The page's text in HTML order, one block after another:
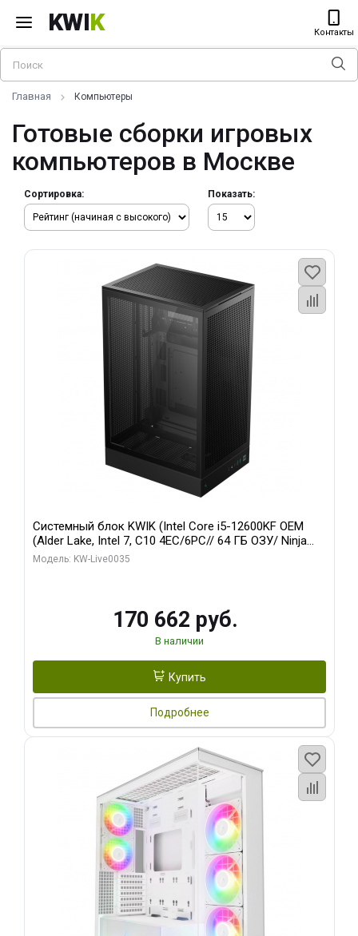
KWIK Контакты
Главная Компьютеры
Готовые сборки игровых
компьютеров в Москве
Сортировка: Показать:
Системный блок KWIK (Intel Core i5-12600KF OEM
(Alder Lake, Intel 7, C10 4EC/6PC// 64 ГБ ОЗУ/ Ninja
Sinotex GTX1650 4GB 128bit GDDR6 DVI DP HDMI 2/
Модель: KW-Live0035
170 662 руб.
В наличии
Купить
Подробнее